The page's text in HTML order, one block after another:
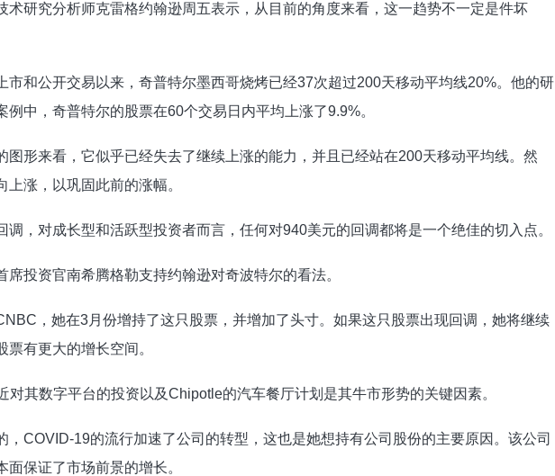
术研究分析师克雷格约翰逊周五表示，从目前的角度来看，这一趋势不一定是件坏
市和公开交易以来，奇普特尔墨西哥烧烤已经37次超过200天移动平均线20%。他的研
例中，奇普特尔的股票在60个交易日内平均上涨了9.9%。
图形来看，它似乎已经失去了继续上涨的能力，并且已经站在200天移动平均线。然
涨，以巩固此前的涨幅。
调，对成长型和活跃型投资者而言，任何对940美元的回调都将是一个绝佳的切入点。
席投资官南希腾格勒支持约翰逊对奇波特尔的看法。
，她在3月份增持了这只股票，并增加了头寸。如果这只股票出现回调，她将继续
有更大的增长空间。
对其数字平台的投资以及Chipotle的汽车餐厅计划是其牛市形势的关键因素。
，COVID-19的流行加速了公司的转型，这也是她想持有公司股份的主要原因。该公司
面保证了市场前景的增长。